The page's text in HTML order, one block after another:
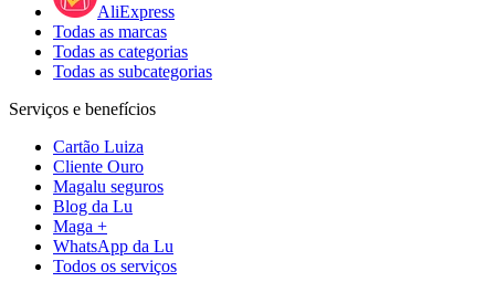
AliExpress
Todas as marcas
Todas as categorias
Todas as subcategorias
Serviços e benefícios
Cartão Luiza
Cliente Ouro
Magalu seguros
Blog da Lu
Maga +
WhatsApp da Lu
Todos os serviços